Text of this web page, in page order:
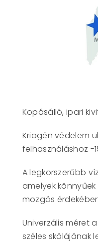
Kopásálló, ipari
Kriogén védelem
felhasználáshoz -
A legkorszerűbb
amelyek
mozgás
Univerzális méret
széles skálájának